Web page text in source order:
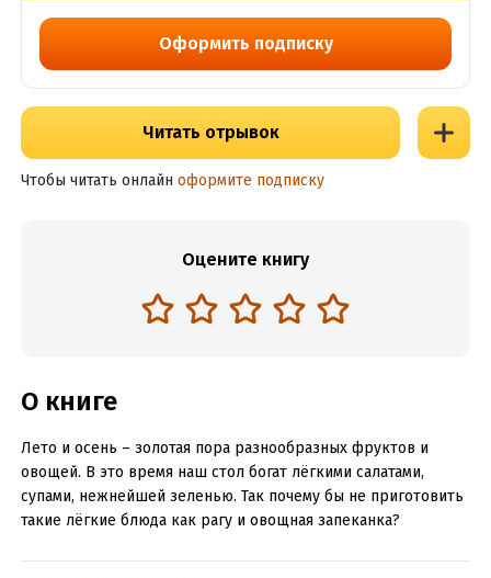
Оформить подписку
Читать отрывок
Чтобы читать онлайн оформите подписку
Оцените книгу
О книге
Лето и осень – золотая пора разнообразных фруктов и
овощей. В это время наш стол богат лёгкими салатами,
супами, нежнейшей зеленью. Так почему бы не приготовить
такие лёгкие блюда как рагу и овощная запеканка?